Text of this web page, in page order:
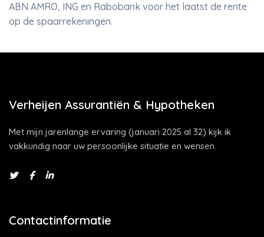
ABN AMRO, ING en Rabobank voor het laatst de rente
op de spaarrekeningen.
Verheijen Assurantiën & Hypotheken
Met mijn jarenlange ervaring (januari 2025 al 32) kijk ik
vakkundig naar uw persoonlijke situatie en wensen.
Contactinformatie